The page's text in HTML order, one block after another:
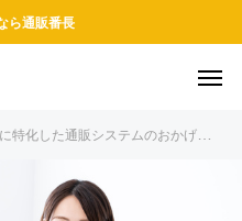
ら通販番長
化した通販システムのおかげで業務が楽に